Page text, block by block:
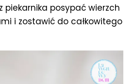
piekarnika posypać wierzch
i zostawić do całkowitego